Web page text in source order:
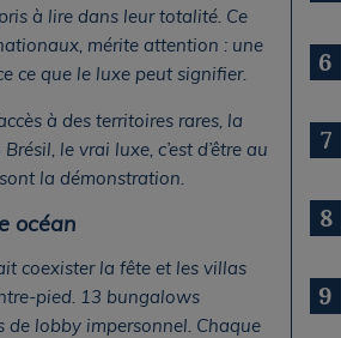
à lire dans leur totalité. Ce
mérite attention : une
ce que le luxe peut signifier.
à des territoires rares, la
le vrai luxe, c’est d’être au
la démonstration.
océan
coexister la fête et les villas
pied. 13 bungalows
de lobby impersonnel. Chaque
6
7
8
9